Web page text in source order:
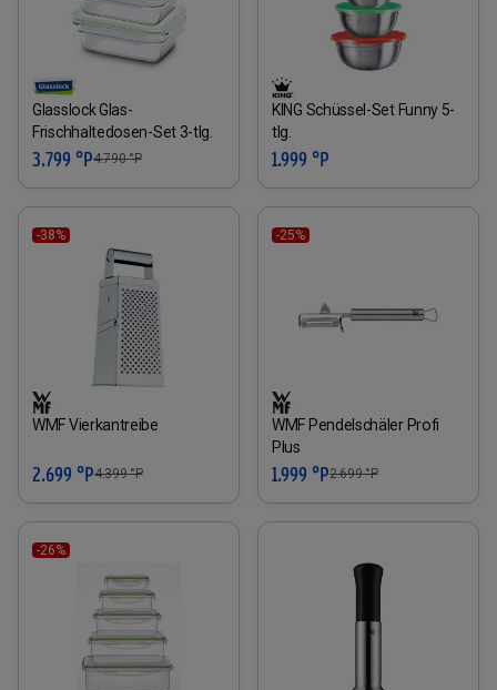
Glasslock Glas-
Frischhaltedosen-Set 3-tlg.
3.799 °P4.790°P
KING Schüssel-Set Funny 5-
tlg.
1.999 °P
-38%
WMF Vierkantreibe
2.699 °P4.399°P
-25%
WMF Pendelschäler Profi
Plus
1.999 °P2.699°P
-26%